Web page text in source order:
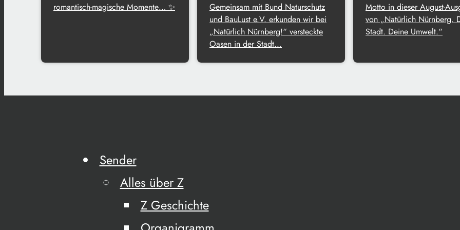
romantisch-magische Momente… ✨
Gemeinsam mit Bund Naturschutz
und BauLust e.V. erkunden wir bei
„Natürlich Nürnberg!“ versteckte
Oasen in der Stadt...
Motto in dieser August-
von „Natürlich Nürnberg.
Stadt. Deine Umwelt.“
Sender
Alles über Z
Z Geschichte